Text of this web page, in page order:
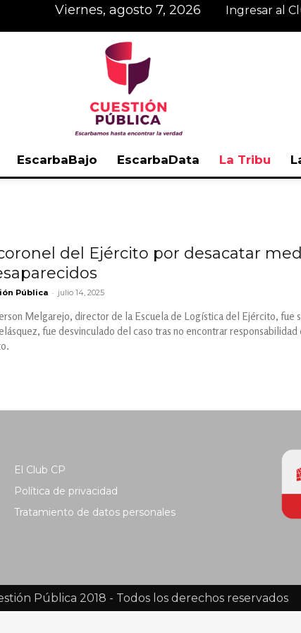
viernes, agosto 7, 2026 Ingresar al
EscarbaBajo EscarbaData La Tribu
del Ejército por desacatar
Pública - julio 14, 2025
Melgarejo, director de la Escuela de Logística del Ejército, fue
fue desvinculado del caso tras no encontrar responsabilidad
El Club CP
Política de privacidad
Tratamiento de datos personales
Pública 2018 - Todos los derechos reservados